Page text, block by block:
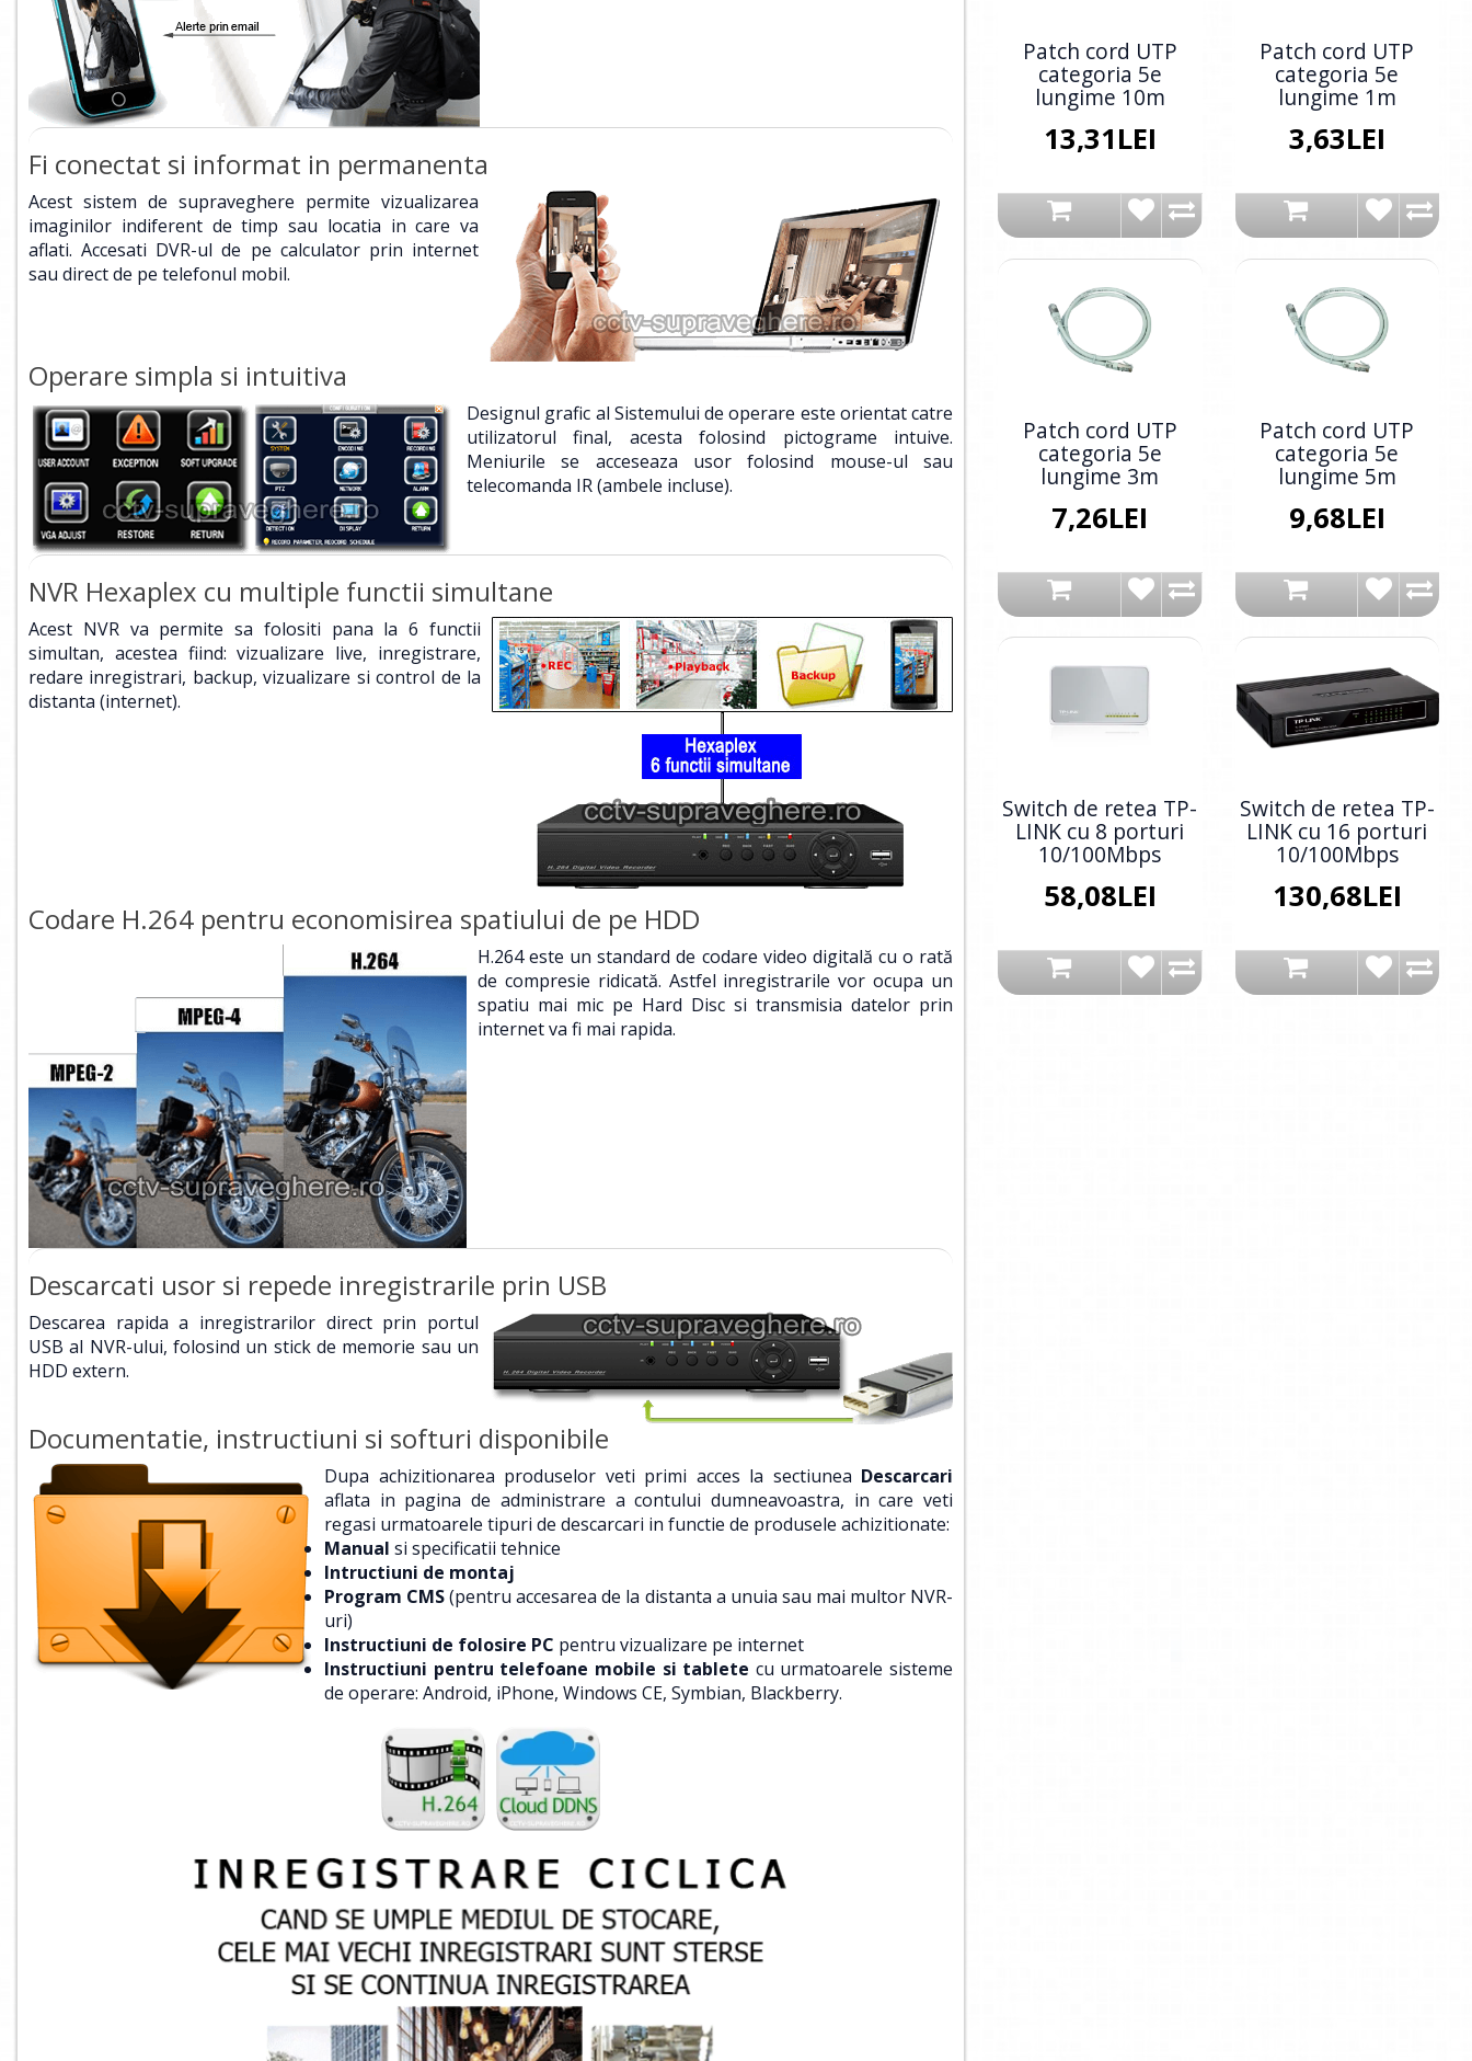
Fi conectat si informat in permanenta
Acest sistem de supraveghere permite vizualizarea
imaginilor indiferent de timp sau locatia in care va
aflati. Accesati DVR-ul de pe calculator prin internet
sau direct de pe telefonul mobil.
Operare simpla si intuitiva
Designul grafic al Sistemului de operare este orientat catre
utilizatorul final, acesta folosind pictograme intuive.
Meniurile se acceseaza usor folosind mouse-ul sau
telecomanda IR (ambele incluse).
NVR Hexaplex cu multiple functii simultane
Acest NVR va permite sa folositi pana la 6 functii
simultan, acestea fiind: vizualizare live, inregistrare,
redare inregistrari, backup, vizualizare si control de la
distanta (internet).
Codare H.264 pentru economisirea spatiului de pe HDD
H.264 este un standard de codare video digitală cu o rată
de compresie ridicată. Astfel inregistrarile vor ocupa un
spatiu mai mic pe Hard Disc si transmisia datelor prin
internet va fi mai rapida.
Descarcati usor si repede inregistrarile prin USB
Descarea rapida a inregistrarilor direct prin portul
USB al NVR-ului, folosind un stick de memorie sau un
HDD extern.
Documentatie, instructiuni si softuri disponibile
Dupa achizitionarea produselor veti primi acces la sectiunea Descarcari
aflata in pagina de administrare a contului dumneavoastra, in care veti
regasi urmatoarele tipuri de descarcari in functie de produsele achizitionate:
Manual si specificatii tehnice
Intructiuni de montaj
Program CMS(pentru accesarea de la distanta a unuia sau mai multor NVR-
uri)
Instructiuni de folosire PC pentru vizualizare pe internet
Instructiuni pentru telefoane mobile si tablete cu urmatoarele sisteme
de operare: Android, iPhone, Windows CE, Symbian, Blackberry.
Patch cord UTP
categoria 5e
lungime 10m
13,31LEI
Patch cord UTP
categoria 5e
lungime 1m
3,63LEI
Patch cord UTP
categoria 5e
lungime 3m
7,26LEI
Patch cord UTP
categoria 5e
lungime 5m
9,68LEI
Switch de retea TP-
LINK cu 8 porturi
10/100Mbps
58,08LEI
Switch de retea TP-
LINK cu 16 porturi
10/100Mbps
130,68LEI